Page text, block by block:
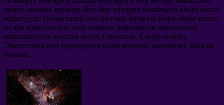
менен алышы мүмкүн. Бул бир титирөө жыштыгы объектисин
жаратууда. Объектилер көп болушу мүмкүн. бири-бири менен
өз ара аракеттенүү, алар азыркы дирилдеген жыштыгын
жакшыртууга жардам берет. Ошентип, Energy өздөрү
Энергетика көп түрлөрүнүн бири мүмкүн, камтыган, аларды
бардык.